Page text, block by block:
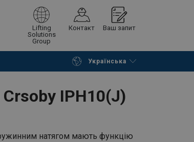
Lifting
Solutions
Group
Контакт Ваш запит
Українська
Request quotation
IPH10(J)
натягом мають функцію